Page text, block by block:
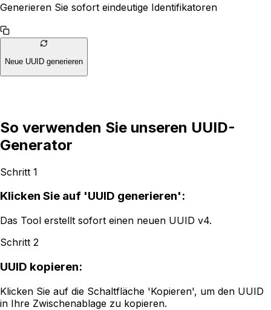
Generieren Sie sofort eindeutige Identifikatoren
Neue UUID generieren
So verwenden Sie unseren UUID-
Generator
Schritt 1
Klicken Sie auf 'UUID generieren':
Das Tool erstellt sofort einen neuen UUID v4.
Schritt 2
UUID kopieren:
Klicken Sie auf die Schaltfläche 'Kopieren', um den UUID
in Ihre Zwischenablage zu kopieren.